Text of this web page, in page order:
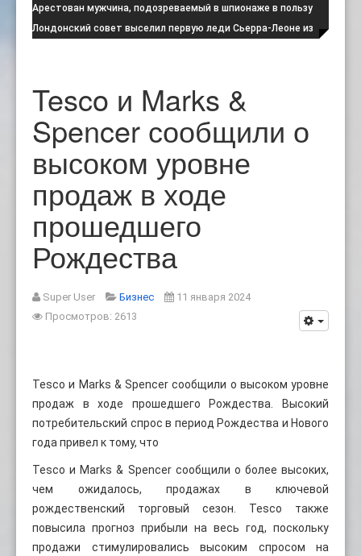
свой первый бюджет 28 октя:
Арестован мужчина, подозреваемый в шпионаже в пользу
Ирана на британской военной:
Лондонский совет выселил первую леди Сьерра-Леоне из
Tesco и Marks &
Spencer сообщили о
высоком уровне
продаж в ходе
прошедшего
Рождества
Super User Бизнес
11 января 2024
Просмотров: 2613
Tesco и Marks & Spencer сообщили о высоком уровне
продаж в ходе прошедшего Рождества. Высокий
потребительский спрос в период Рождества и Нового
года привел к тому, что
Tesco и Marks & Spencer сообщили о более высоких,
чем ожидалось, продажах в ключевой
рождественский торговый сезон. Tesco также
повысила прогноз прибыли на весь год, поскольку
продажи стимулировались высоким спросом на